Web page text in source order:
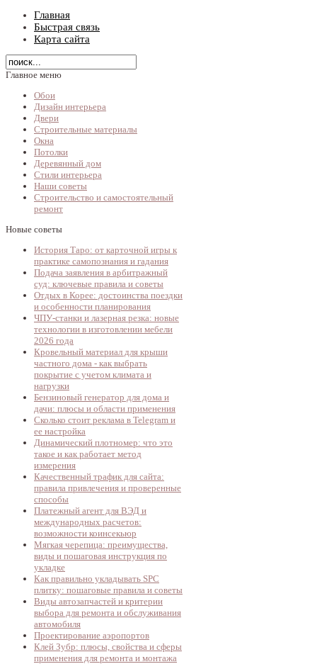
Главная
Быстрая связь
Карта сайта
Главное меню
Обои
Дизайн интерьера
Двери
Строительные материалы
Окна
Потолки
Деревянный дом
Стили интерьера
Наши советы
Строительство и самостоятельный
ремонт
Новые советы
История Таро: от карточной игры к
практике самопознания и гадания
Подача заявления в арбитражный
суд: ключевые правила и советы
Отдых в Корее: достоинства поездки
и особенности планирования
ЧПУ-станки и лазерная резка: новые
технологии в изготовлении мебели
2026 года
Кровельный материал для крыши
частного дома - как выбрать
покрытие с учетом климата и
нагрузки
Бензиновый генератор для дома и
дачи: плюсы и области применения
Сколько стоит реклама в Telegram и
ее настройка
Динамический плотномер: что это
такое и как работает метод
измерения
Качественный трафик для сайта:
правила привлечения и проверенные
способы
Платежный агент для ВЭД и
международных расчетов:
возможности коинсекьюр
Мягкая черепица: преимущества,
виды и пошаговая инструкция по
укладке
Как правильно укладывать SPC
плитку: пошаговые правила и советы
Виды автозапчастей и критерии
выбора для ремонта и обслуживания
автомобиля
Проектирование аэропортов
Клей Зубр: плюсы, свойства и сферы
применения для ремонта и монтажа